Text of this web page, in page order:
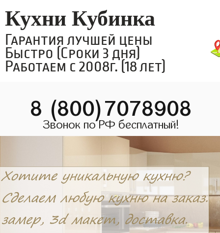
Кухни Кубинка
Гарантия лучшей цены
Быстро (Сроки 3 дня)
Работаем с 2008г. (18 лет)
8 (800)7078908
Звонок по РФ бесплатный!